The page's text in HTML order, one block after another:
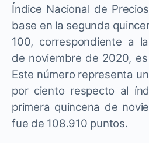
Índice Nacional de
base en la segunda
100, correspondiente a
de noviembre de 2020,
Este número representa
por ciento respecto al
primera quincena de
fue de 108.910 puntos.